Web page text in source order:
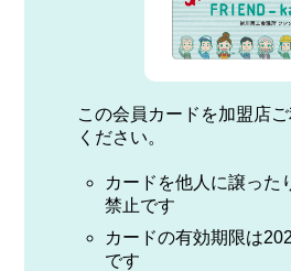
この会員カードを加盟店
ください。
カードを他人に譲った
禁止です
カードの有効期限は
です